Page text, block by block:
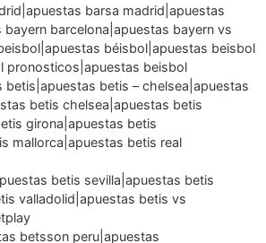
barsa madrid|apuestas
barcelona|apuestas bayern vs
béisbol|apuestas beisbol
pronosticos|apuestas beisbol
betis|apuestas betis – chelsea|apuestas
betis chelsea|apuestas betis
girona|apuestas betis
mallorca|apuestas betis real
betis sevilla|apuestas betis
valladolid|apuestas betis vs
betsson peru|apuestas